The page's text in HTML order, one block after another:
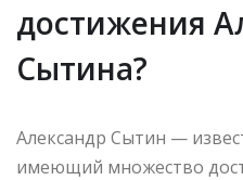
достижения
Сытина?
Александр Сытин —
имеющий множество